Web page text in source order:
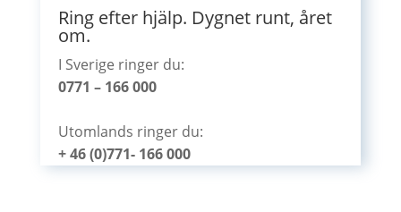
Ring efter hjälp. Dygnet runt, året
om.
I Sverige ringer du:
0771 – 166 000
Utomlands ringer du:
+ 46 (0)771- 166 000